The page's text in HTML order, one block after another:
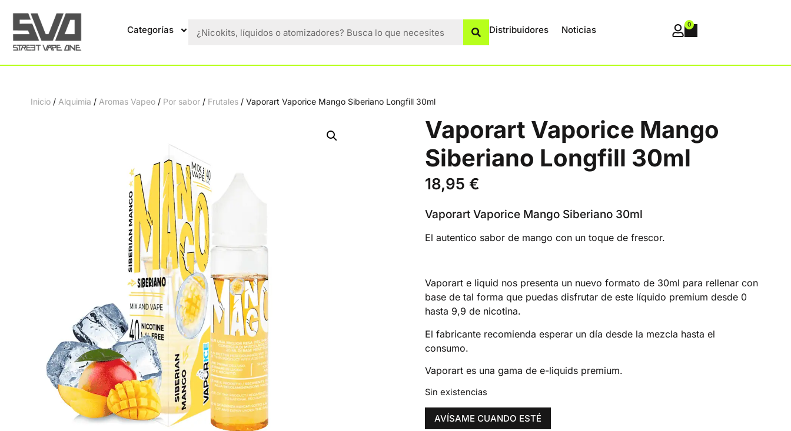
Categorías Distribuidores Noticias 0
Inicio / Alquimia / Aromas Vapeo / Por sabor / Frutales / Vaporart Vaporice Mango Siberiano Longfill 30ml
Vaporart Vaporice Mango
Siberiano Longfill 30ml
18,95 €
Vaporart Vaporice Mango Siberiano 30ml
El autentico sabor de mango con un toque de frescor.
Vaporart e liquid nos presenta un nuevo formato de 30ml para rellenar con
base de tal forma que puedas disfrutar de este líquido premium desde 0
hasta 9,9 de nicotina.
El fabricante recomienda esperar un día desde la mezcla hasta el
consumo.
Vaporart es una gama de e-liquids premium.
Sin existencias
AVÍSAME CUANDO ESTÉ